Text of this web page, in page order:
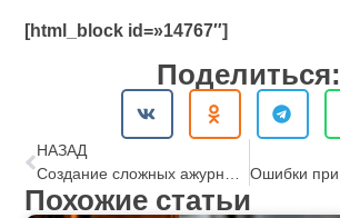
[html_block id=»14767″]
Поделиться:
НАЗАД
Похожие статьи